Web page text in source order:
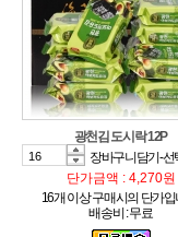
광천김 도시락 12P
장바구니담기-
단가금액 : 4,270원
16개 이상 구매시의 단가입
배송비 : 무료